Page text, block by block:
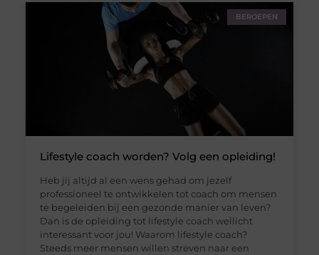
BEROEPEN
Lifestyle coach worden? Volg een opleiding!
Heb jij altijd al een wens gehad om jezelf
professioneel te ontwikkelen tot coach om mensen
te begeleiden bij een gezonde manier van leven?
Dan is de opleiding tot lifestyle coach wellicht
interessant voor jou! Waarom lifestyle coach?
Steeds meer mensen willen streven naar een